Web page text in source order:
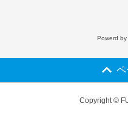
Powerd by
ペ
Copyright ©